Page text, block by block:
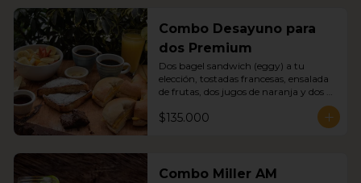
Combo Desayuno para
dos Premium
Dos bagel sandwich (eggy) a tu
elección, tostadas francesas, ensalada
de frutas, dos jugos de naranja y dos
$135.000
Combo Miller AM